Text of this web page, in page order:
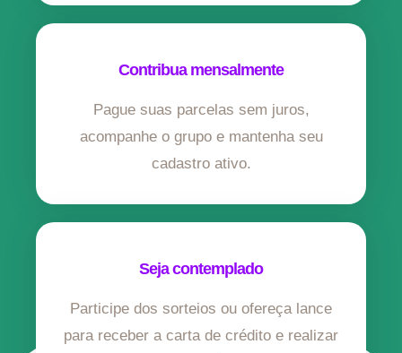
Contribua mensalmente
Pague suas parcelas sem juros,
acompanhe o grupo e mantenha seu
cadastro ativo.
Seja contemplado
Participe dos sorteios ou ofereça lance
para receber a carta de crédito e realizar